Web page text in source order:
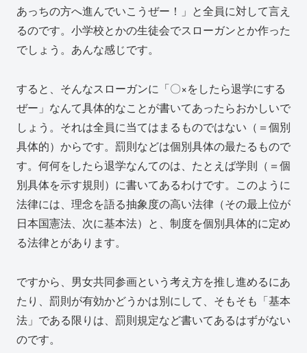
あっちの方へ進んでいこうぜー！」と全員に対して言え
るのです。小学校とかの生徒会でスローガンとか作った
でしょう。あんな感じです。
すると、そんなスローガンに「〇×をしたら退学にする
ぜー」なんて具体的なことが書いてあったらおかしいで
しょう。それは全員に当てはまるものではない（＝個別
具体的）からです。罰則などは個別具体の最たるもので
す。何何をしたら退学なんてのは、たとえば学則（＝個
別具体を示す規則）に書いてあるわけです。このように
法律には、理念を語る抽象度の高い法律（その最上位が
日本国憲法、次に基本法）と、制度を個別具体的に定め
る法律とがあります。
ですから、男女共同参画という考え方を推し進めるにあ
たり、罰則が有効かどうかは別にして、そもそも「基本
法」である限りは、罰則規定など書いてあるはずがない
のです。